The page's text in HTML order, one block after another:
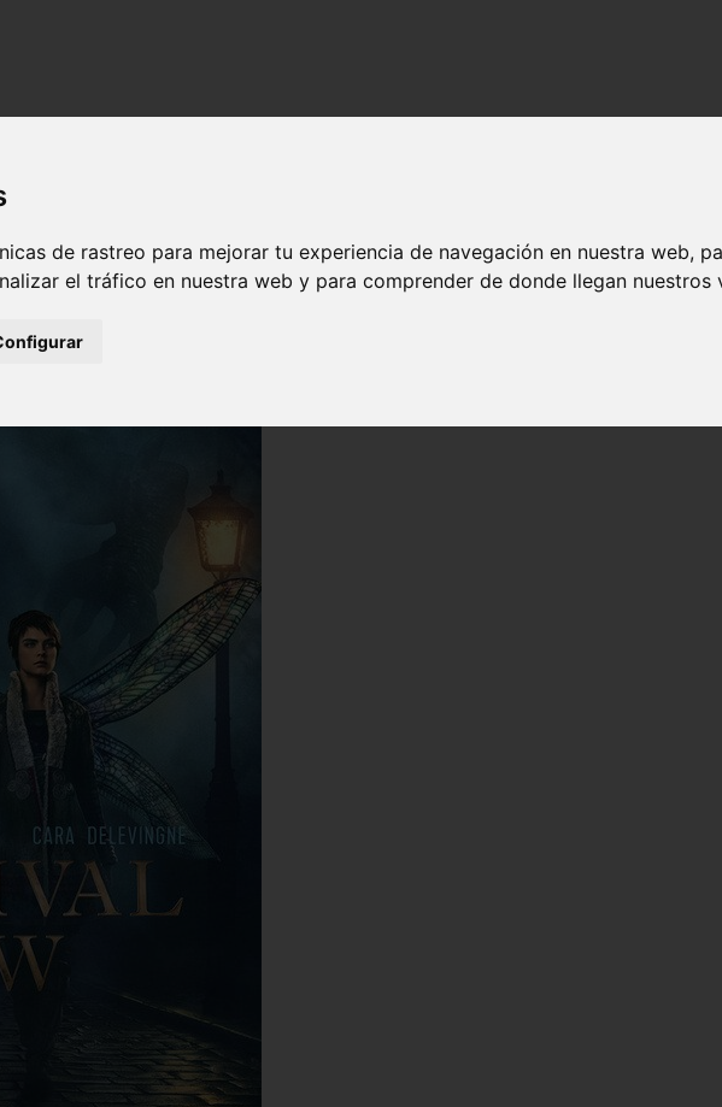
de rastreo para mejorar tu experiencia de navegación en nuestra web,
el tráfico en nuestra web y para comprender de donde llegan nuestros